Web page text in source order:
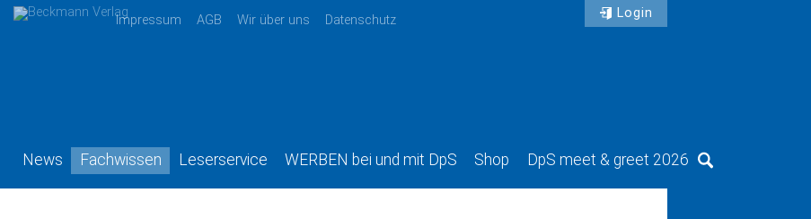
Impressum AGB Wir über uns Datenschutz Login
News Fachwissen Leserservice WERBEN bei und mit DpS Shop DpS meet & greet 2026 Suche